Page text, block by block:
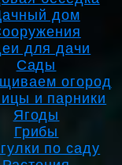
дом
для дачи
Сады
огород
и парники
Ягоды
Грибы
по саду